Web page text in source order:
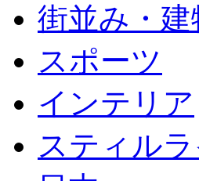
街並み・建
スポーツ
インテリア
スティル